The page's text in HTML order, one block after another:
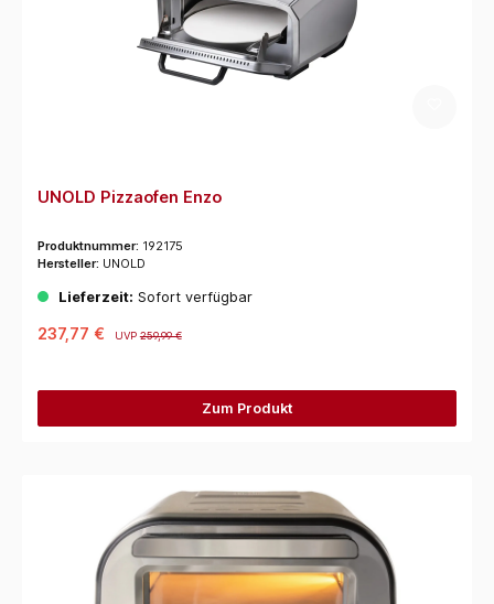
UNOLD Pizzaofen Enzo
Produktnummer: 192175
Hersteller: UNOLD
Lieferzeit: Sofort verfügbar
237,77 € UVP259,99 €
Zum Produkt